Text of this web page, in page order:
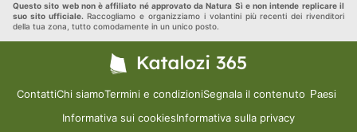
Questo sito web non è affiliato né approvato da Natura Sì e non intende replicare il
suo sito ufficiale. Raccogliamo e organizziamo i volantini più recenti dei rivenditori
della tua zona, tutto comodamente in un unico posto.
ContattiChi siamoTermini e condizioniSegnala il contenuto Paesi
Informativa sui cookiesInformativa sulla privacy